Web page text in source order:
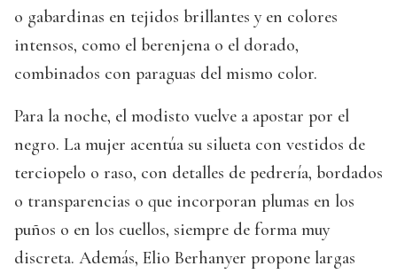
o gabardinas en tejidos brillantes y en colores
intensos, como el berenjena o el dorado,
combinados con paraguas del mismo color.
Para la noche, el modisto vuelve a apostar por el
negro. La mujer acentúa su silueta con vestidos de
terciopelo o raso, con detalles de pedrería, bordados
o transparencias o que incorporan plumas en los
puños o en los cuellos, siempre de forma muy
discreta. Además, Elio Berhanyer propone largas